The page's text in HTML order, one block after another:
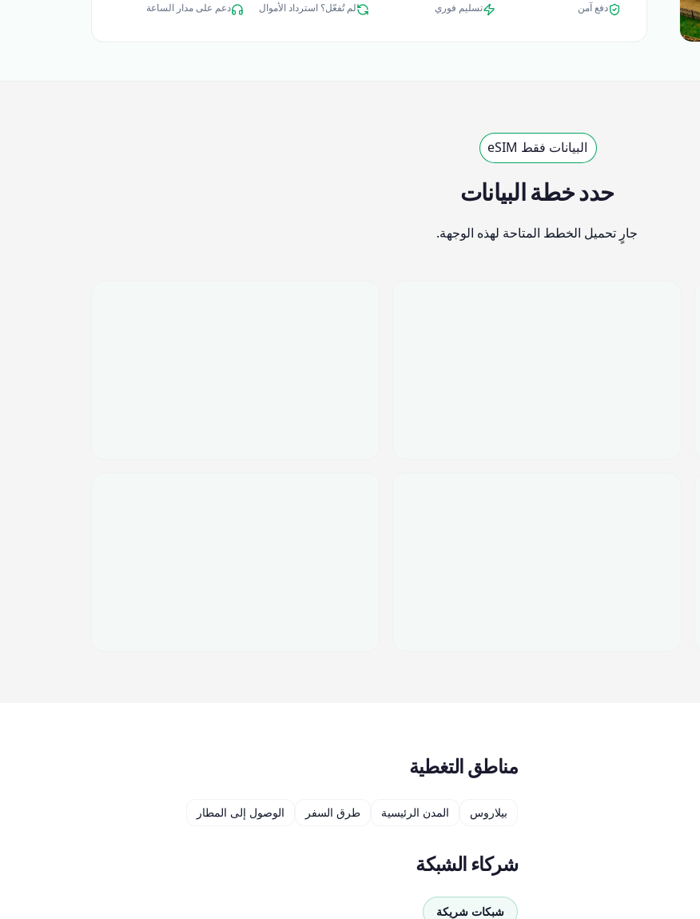
دفع آمن تسليم فوري لم تُفعّل؟ استرداد الأموال دعم على مدار الساعة
البيانات فقط eSIM
حدد خطة البيانات
جارٍ تحميل الخطط المتاحة لهذه الوجهة.
مناطق التغطية
بيلاروس المدن الرئيسية طرق السفر الوصول إلى المطار
شركاء الشبكة
شبكات شريكة